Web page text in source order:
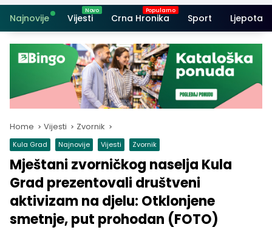
Najnovije Vijesti Crna Hronika Sport Ljepota i
Home Vijesti Zvornik
Kula Grad Najnovije Vijesti Zvornik
Mještani zvorničkog naselja Kula
Grad prezentovali društveni
aktivizam na djelu: Otklonjene
smetnje, put prohodan (FOTO)